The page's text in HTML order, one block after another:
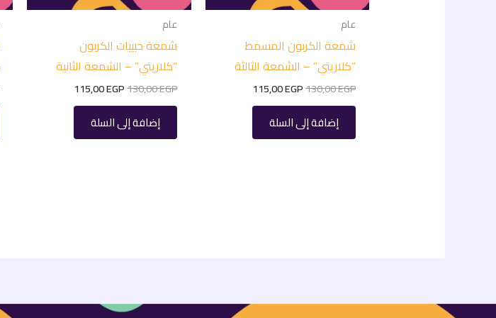
عام
شمعة الكربون المسمط
“كلاريتي” – الشمعة الثالثة
130,00EGP
115,00EGP
إضافة إلى السلة
عام
شمعة حبيبات الكربون
“كلاريتي” – الشمعة الثانية
130,00EGP
115,00EGP
إضافة إلى السلة